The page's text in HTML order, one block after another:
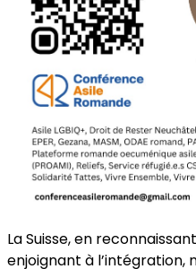
La Suisse, en
enjoignant à